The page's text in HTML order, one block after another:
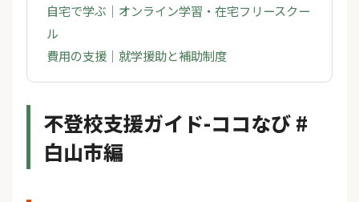
自宅で学ぶ｜オンライン学習・在宅フリースクー
ル
費用の支援｜就学援助と補助制度
不登校支援ガイド-ココなび #
白山市編